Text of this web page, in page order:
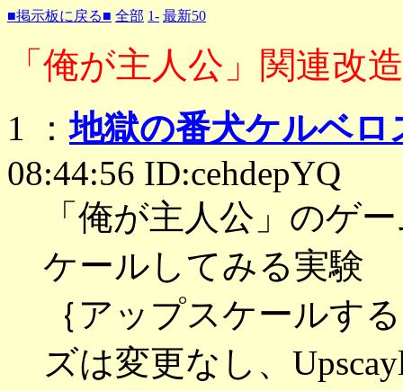
■掲示板に戻る■ 全部 1- 最新50
「俺が主人公」関連改造
1 ：地獄の番犬ケルベロ
08:44:56 ID:cehdepYQ
「俺が主人公」のゲ
ケールしてみる実験
｛アップスケールす
ズは変更なし、